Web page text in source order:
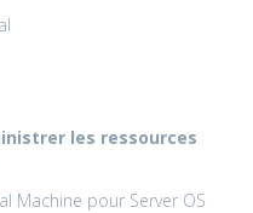
les ressources
Machine pour Server OS